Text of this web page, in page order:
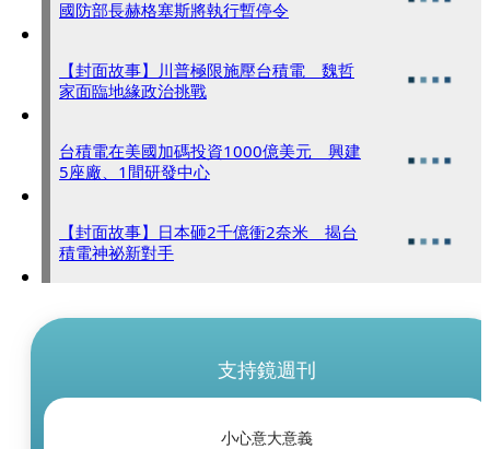
國防部長赫格塞斯將執行暫停令
【封面故事】川普極限施壓台積電 魏哲
家面臨地緣政治挑戰
台積電在美國加碼投資1000億美元 興建
5座廠、1間研發中心
【封面故事】日本砸2千億衝2奈米 揭台
積電神祕新對手
支持鏡週刊
小心意大意義